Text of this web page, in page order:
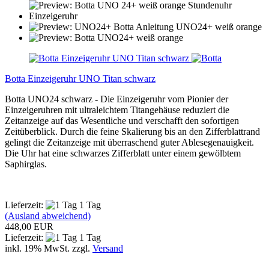
Botta Einzeigeruhr UNO Titan schwarz
Botta UNO24 schwarz - Die Einzeigeruhr vom Pionier der
Einzeigeruhren mit ultraleichtem Titangehäuse reduziert die
Zeitanzeige auf das Wesentliche und verschafft den sofortigen
Zeitüberblick. Durch die feine Skalierung bis an den Zifferblattrand
gelingt die Zeitanzeige mit überraschend guter Ablesegenauigkeit.
Die Uhr hat eine schwarzes Zifferblatt unter einem gewölbtem
Saphirglas.
Lieferzeit:
1 Tag
(Ausland abweichend)
448,00 EUR
Lieferzeit:
1 Tag
inkl. 19% MwSt. zzgl. Versand